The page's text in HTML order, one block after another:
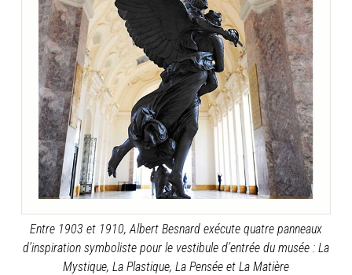
Entre 1903 et 1910, Albert Besnard exécute quatre panneaux
d’inspiration symboliste pour le vestibule d’entrée du musée : La
Mystique, La Plastique, La Pensée et La Matière